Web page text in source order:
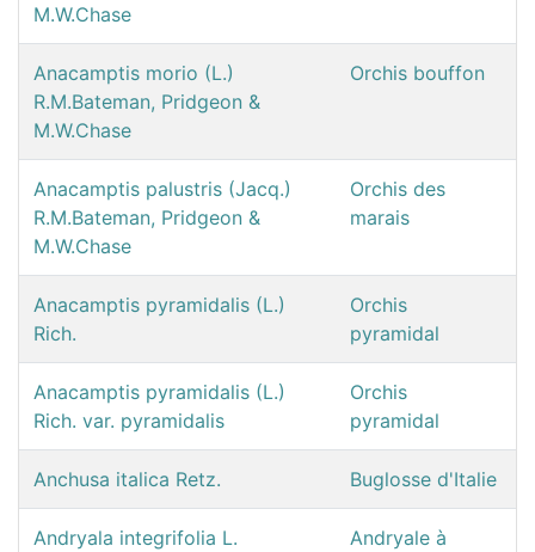
M.W.Chase
Anacamptis morio (L.)
R.M.Bateman, Pridgeon &
M.W.Chase
Orchis bouffon
Anacamptis palustris (Jacq.)
R.M.Bateman, Pridgeon &
M.W.Chase
Orchis des
marais
Anacamptis pyramidalis (L.)
Rich.
Orchis
pyramidal
Anacamptis pyramidalis (L.)
Rich. var. pyramidalis
Orchis
pyramidal
Anchusa italica Retz. Buglosse d'Italie
Andryala integrifolia L.
Andryale à